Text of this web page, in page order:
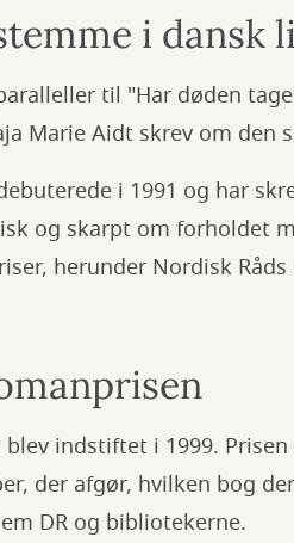
i dansk
til "Har døden
Marie Aidt skrev om den
i 1991 og har
og skarpt om forholdet
herunder Nordisk
blev indstiftet i 1999.
der afgør, hvilken bog
DR og bibliotekerne.